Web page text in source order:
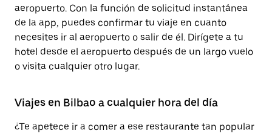
aeropuerto. Con la función de solicitud instantánea
de la app, puedes confirmar tu viaje en cuanto
necesites ir al aeropuerto o salir de él. Dirígete a tu
hotel desde el aeropuerto después de un largo vuelo
o visita cualquier otro lugar.
Viajes en Bilbao a cualquier hora del día
¿Te apetece ir a comer a ese restaurante tan popular